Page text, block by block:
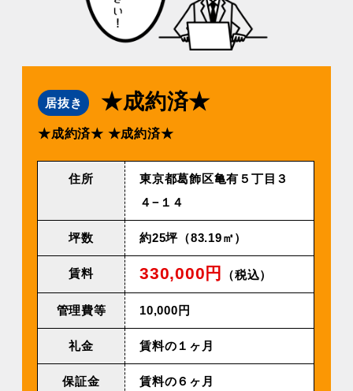
居抜き ★成約済★
★成約済★ ★成約済★
住所
東京都葛飾区亀有５丁目３
４−１４
坪数 約25坪（83.19㎡）
賃料 330,000円 （税込）
管理費等 10,000円
礼金 賃料の１ヶ月
保証金 賃料の６ヶ月